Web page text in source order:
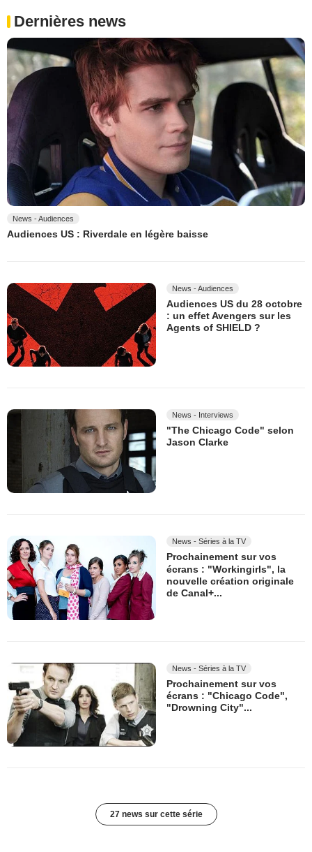
Dernières news
News - Audiences
Audiences US : Riverdale en légère baisse
News - Audiences
Audiences US du 28 octobre
: un effet Avengers sur les
Agents of SHIELD ?
News - Interviews
"The Chicago Code" selon
Jason Clarke
News - Séries à la TV
Prochainement sur vos
écrans : "Workingirls", la
nouvelle création originale
de Canal+...
News - Séries à la TV
Prochainement sur vos
écrans : "Chicago Code",
"Drowning City"...
27 news sur cette série